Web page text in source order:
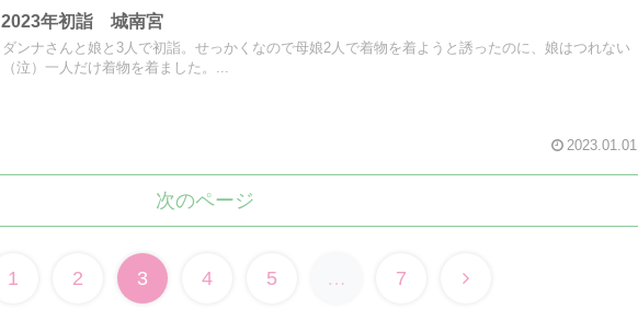
2023年初詣 城南宮
ダンナさんと娘と3人で初詣。せっかくなので母娘2人で着物を着ようと誘ったのに、娘はつれない
（泣）一人だけ着物を着ました。...
2023.01.01
次のページ
1 2 3 4 5 … 7 次